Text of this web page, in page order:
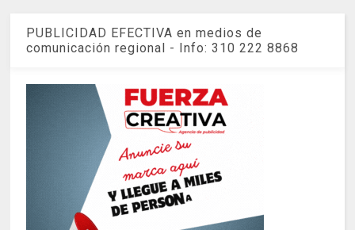
PUBLICIDAD EFECTIVA en medios de
comunicación regional - Info: 310 222 8868